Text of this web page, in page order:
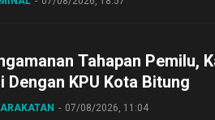
Tahapan Pemilu,
Dengan KPU Kota Bitung
07/08/2026, 11:04